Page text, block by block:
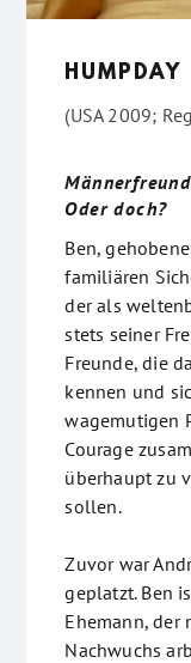
HUMPDAY
(USA 2009;
Oder doch?
Ben,
familiären
der als
stets seiner
Freunde, die
kennen und
wagemutigen
Courage
überhaupt zu
sollen.
Zuvor war
geplatzt. Ben
Ehemann, der
Nachwuchs